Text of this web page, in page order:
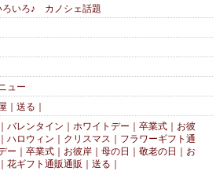
いろ♪ カノシェ話題
ュー
送る｜
バレンタイン｜ホワイトデー｜卒業式｜お彼
ハロウィン｜クリスマス｜フラワーギフト通
ー｜卒業式｜お彼岸｜母の日｜敬老の日｜お
花ギフト通販通販｜送る｜